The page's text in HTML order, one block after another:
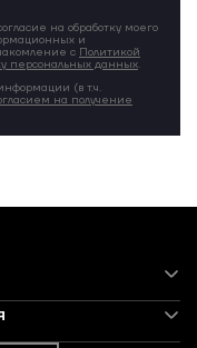
на обработку моего
и
с Политикой
персональных данных.
(в т.ч.
на получение